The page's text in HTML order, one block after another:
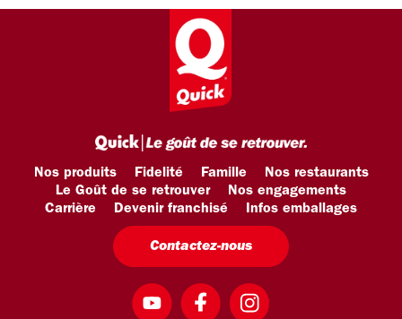
Nos produits Fidelité Famille
Nos restaurants
Le Goût de se retrouver
Nos engagements
Carrière
Devenir franchisé Infos emballages
Contactez-nous